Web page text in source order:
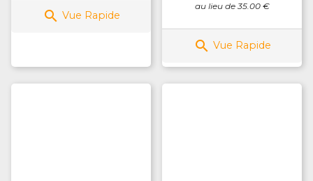
 Vue Rapide
au lieu de 35.00 €
 Vue Rapide